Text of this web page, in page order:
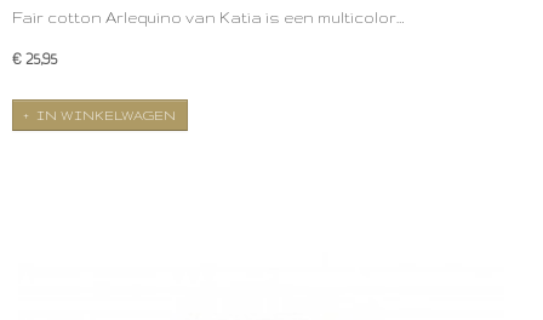
Fair cotton Arlequino van Katia is een multicolor…
€ 25,95
IN WINKELWAGEN